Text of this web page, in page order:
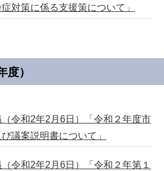
対策に係る支援策について」
度）
令和2年2月6日）「令和２年度市
議案説明書について」
令和2年2月6日）「令和２年第１